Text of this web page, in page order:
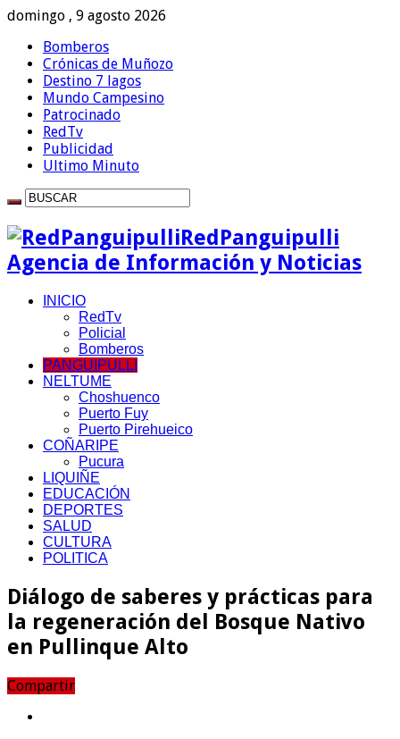
domingo , 9 agosto 2026
Bomberos
Crónicas de Muñozo
Destino 7 lagos
Mundo Campesino
Patrocinado
RedTv
Publicidad
Ultimo Minuto
RedPanguipulli
Agencia de Información y Noticias
INICIO
RedTv
Policial
Bomberos
PANGUIPULLI
NELTUME
Choshuenco
Puerto Fuy
Puerto Pirehueico
COÑARIPE
Pucura
LIQUIÑE
EDUCACIÓN
DEPORTES
SALUD
CULTURA
POLITICA
Diálogo de saberes y prácticas para
la regeneración del Bosque Nativo
en Pullinque Alto
Compartir